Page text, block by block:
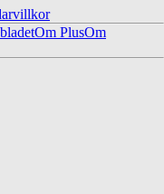
Om PlusOm